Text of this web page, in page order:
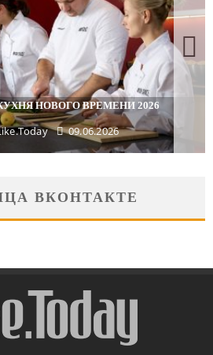
НОВОГО ВРЕМЕНИ 2026
09.06.2026
ВКОНТАКТЕ